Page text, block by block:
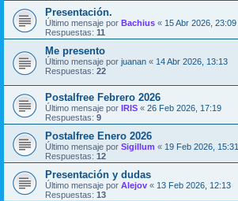
Presentación.
Último mensaje por Bachius « 15 Abr 2026, 23:09
Respuestas: 11
Me presento
Último mensaje por juanan « 14 Abr 2026, 13:13
Respuestas: 22
Postalfree Febrero 2026
Último mensaje por IRIS « 26 Feb 2026, 17:19
Respuestas: 9
Postalfree Enero 2026
Último mensaje por Sigillum « 19 Feb 2026, 15:31
Respuestas: 12
Presentación y dudas
Último mensaje por Alejov « 13 Feb 2026, 12:13
Respuestas: 13